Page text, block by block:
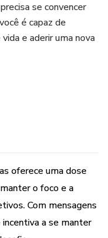
se convencer
é capaz de
e aderir uma nova
oferece uma dose
o foco e a
Com mensagens
a se manter